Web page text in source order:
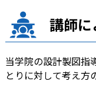
講師
当学院の設計製図指
とりに対して考え方